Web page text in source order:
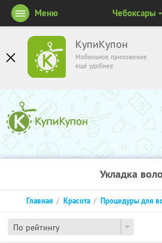
КупиКупон
Мобильное приложение
ещё удобнее
Меню Чебоксары
Укладка
По рейтингу
Главная Красота Процедуры для